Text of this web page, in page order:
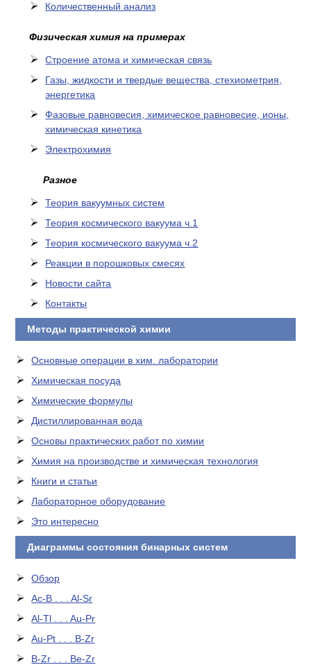
Количественный анализ
Физическая химия на примерах
Cтроение атома и химическая связь
Газы, жидкости и твердые вещества, стехиометрия,
энергетика
Фазовые равновесия, химическое равновесие, ионы,
химическая кинетика
Электрохимия
Разное
Теория вакуумных систем
Теория космического вакуума ч.1
Теория космического вакуума ч.2
Реакции в порошковых смесях
Новости сайта
Контакты
Методы практической химии
Основные операции в хим. лаборатории
Химическая посуда
Химические формулы
Дистиллированная вода
Основы практических работ по химии
Химия на производстве и химическая технология
Книги и статьи
Лабораторное оборудование
Это интересно
Диаграммы состояния бинарных систем
Обзор
Ac-B . . . Al-Sr
Al-Tl . . . Au-Pr
Au-Pt . . . B-Zr
B-Zr . . . Be-Zr